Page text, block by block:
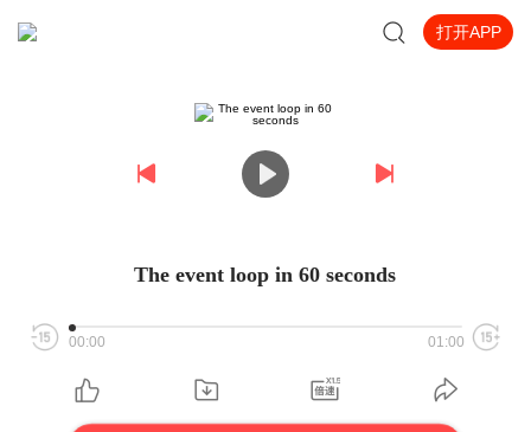
打开APP
The event loop in 60 seconds
00:00 01:00